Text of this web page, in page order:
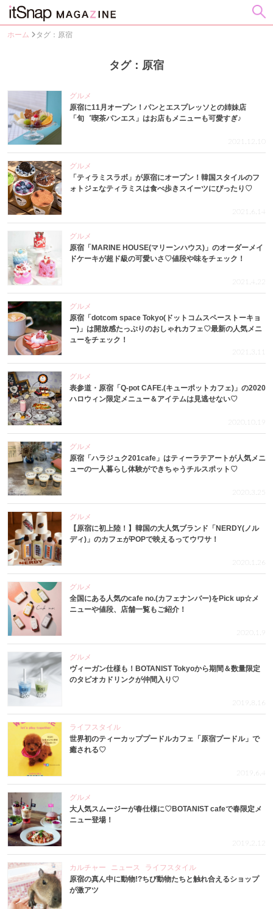
ホーム タグ：原宿
タグ：原宿
グルメ
原宿に11月オープン！パンとエスプレッソとの姉妹店
「旬゛喫茶パンエス」はお店もメニューも可愛すぎ♪
2021.12.10
グルメ
「ティラミスラボ」が原宿にオープン！韓国スタイルのフ
ォトジェなティラミスは食べ歩きスイーツにぴったり♡
2021.6.14
グルメ
原宿「MARINE HOUSE(マリーンハウス)」のオーダーメイ
ドケーキが超ド級の可愛いさ♡値段や味をチェック！
2021.4.22
グルメ
原宿「dotcom space Tokyo(ドットコムスペーストーキョ
ー)」は開放感たっぷりのおしゃれカフェ♡最新の人気メニ
ューをチェック！
2021.3.11
グルメ
表参道・原宿「Q-pot CAFE.(キューポットカフェ)」の2020
ハロウィン限定メニュー＆アイテムは見逃せない♡
2020.10.19
グルメ
原宿「ハラジュク201cafe」はティーラテアートが人気メニ
ューの一人暮らし体験ができちゃうチルスポット♡
2020.3.25
グルメ
【原宿に初上陸！】韓国の大人気ブランド「NERDY(ノル
ディ)」のカフェがPOPで映えるってウワサ！
2020.1.26
グルメ
全国にある人気のcafe no.(カフェナンバー)をPick up☆メ
ニューや値段、店舗一覧もご紹介！
2020.1.9
グルメ
ヴィーガン仕様も！BOTANIST Tokyoから期間＆数量限定
のタピオカドリンクが仲間入り♡
2019.8.16
ライフスタイル
世界初のティーカッププードルカフェ「原宿プードル」で
癒される♡
2019.6.4
グルメ
大人気スムージーが春仕様に♡BOTANIST cafeで春限定メ
ニュー登場！
2019.2.12
カルチャー ニュース
ライフスタイル
原宿の真ん中に動物!?ちび動物たちと触れ合えるショップ
が激アツ